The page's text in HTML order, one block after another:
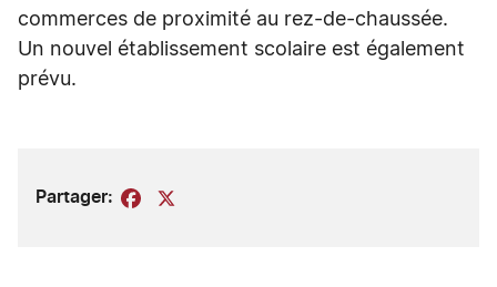
commerces de proximité au rez-de-chaussée.
Un nouvel établissement scolaire est également
prévu.
Partager: Facebook